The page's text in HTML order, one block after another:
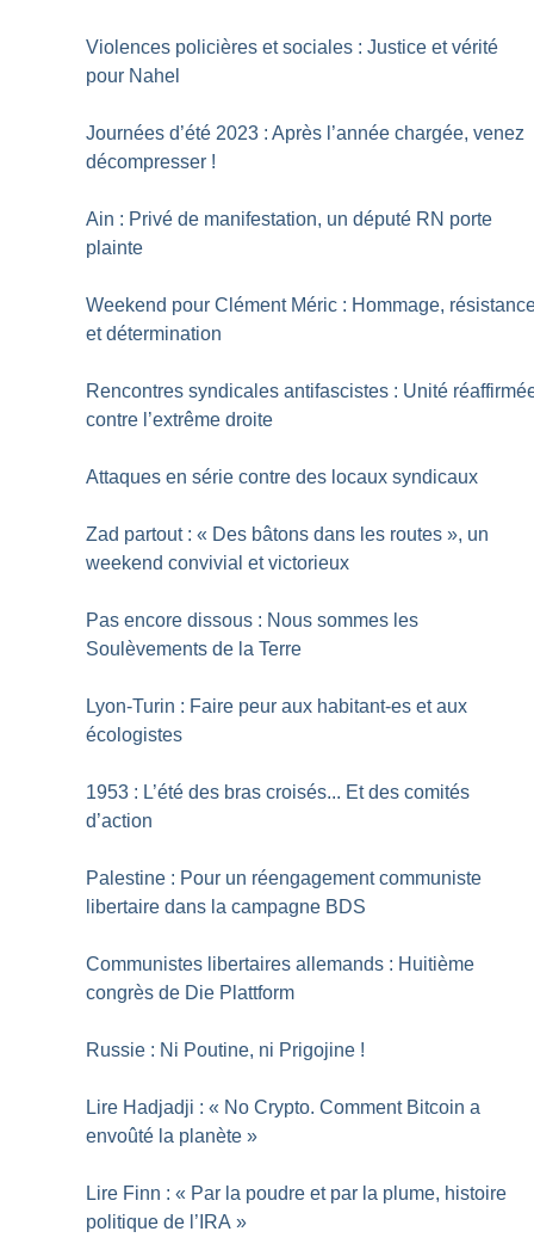
Violences policières et sociales : Justice et vérité
pour Nahel
Journées d’été 2023 : Après l’année chargée, venez
décompresser !
Ain : Privé de manifestation, un député RN porte
plainte
Weekend pour Clément Méric : Hommage,
et détermination
Rencontres syndicales antifascistes : Unité
contre l’extrême droite
Attaques en série contre des locaux syndicaux
Zad partout : « Des bâtons dans les routes », un
weekend convivial et victorieux
Pas encore dissous : Nous sommes les
Soulèvements de la Terre
Lyon-Turin : Faire peur aux habitant-es et aux
écologistes
1953 : L’été des bras croisés... Et des comités
d’action
Palestine : Pour un réengagement communiste
libertaire dans la campagne BDS
Communistes libertaires allemands : Huitième
congrès de Die Plattform
Russie : Ni Poutine, ni Prigojine !
Lire Hadjadji : « No Crypto. Comment Bitcoin a
envoûté la planète »
Lire Finn : « Par la poudre et par la plume, histoire
politique de l’IRA »